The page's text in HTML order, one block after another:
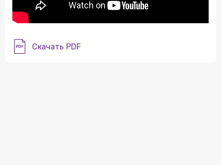
Скачать PDF